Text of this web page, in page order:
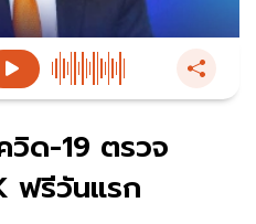
วิด-19 ตรวจ
ฟรีวันแรก